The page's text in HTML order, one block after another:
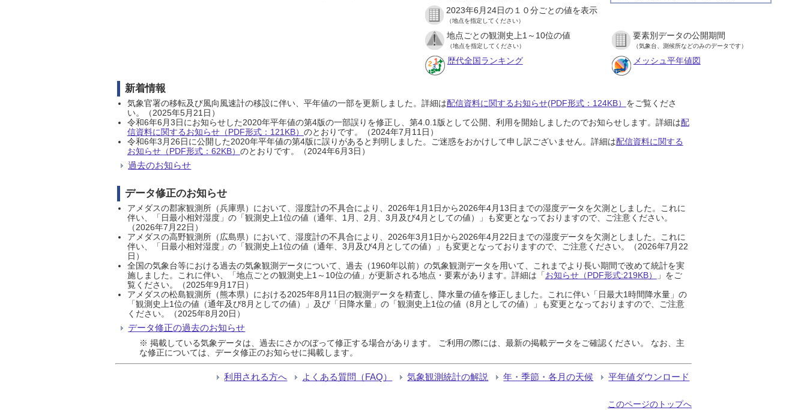
2023年6月24日の１０分ごとの値を表示
（地点を指定してください）
地点ごとの観測史上1～10位の値
（地点を指定してください）
要素別データの公開期間
（気象台、測候所などのみのデータです）
歴代全国ランキング メッシュ平年値図
新着情報
気象官署の移転及び風向風速計の移設に伴い、平年値の一部を更新しました。詳細は配信資料に関するお知らせ(PDF形式：124KB） をご覧くださ
い。（2025年5月21日）
令和6年6月3日にお知らせした2020年平年値の第4版の一部誤りを修正し、第4.0.1版として公開、利用を開始しましたのでお知らせします。詳細は配
信資料に関するお知らせ（PDF形式：121KB） のとおりです。（2024年7月11日）
令和6年3月26日に公開した2020年平年値の第4版に誤りがあると判明しました。ご迷惑をおかけして申し訳ございません。詳細は配信資料に関する
お知らせ（PDF形式：62KB） のとおりです。（2024年6月3日）
過去のお知らせ
データ修正のお知らせ
アメダスの郡家観測所（兵庫県）において、湿度計の不具合により、2026年1月1日から2026年4月13日までの湿度データを欠測としました。これに
伴い、「日最小相対湿度」の「観測史上1位の値（通年、1月、2月、3月及び4月としての値）」も変更となっておりますので、ご注意ください。
（2026年7月22日）
アメダスの高野観測所（広島県）において、湿度計の不具合により、2026年3月1日から2026年4月22日までの湿度データを欠測としました。これに
伴い、「日最小相対湿度」の「観測史上1位の値（通年、3月及び4月としての値）」も変更となっておりますので、ご注意ください。（2026年7月22
日）
全国の気象台等における過去の気象観測データについて、過去（1960年以前）の気象観測データを用いて、これまでより長い期間で改めて統計を実
施しました。これに伴い、「地点ごとの観測史上1～10位の値」が更新される地点・要素があります。詳細は「お知らせ（PDF形式:219KB）
」をご
覧ください。（2025年9月17日）
アメダスの松島観測所（熊本県）における2025年8月11日の観測データを精査し、降水量の値を修正しました。これに伴い「日最大1時間降水量」の
「観測史上1位の値（通年及び8月としての値）」及び「日降水量」の「観測史上1位の値（8月としての値）」も変更となっておりますので、ご注意
ください。（2025年8月20日）
データ修正の過去のお知らせ
※ 掲載している気象データは、過去にさかのぼって修正する場合があります。 ご利用の際には、最新の掲載データをご確認ください。 なお、主
な修正については、データ修正のお知らせに掲載します。
利用される方へ よくある質問（FAQ） 気象観測統計の解説 年・季節・各月の天候 平年値ダウンロード
このページのトップへ